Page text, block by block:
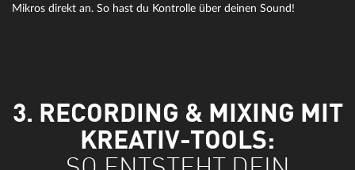
Mikros direkt an. So hast du Kontrolle über deinen Sound!
3. RECORDING & MIXING MIT
KREATIV-TOOLS: